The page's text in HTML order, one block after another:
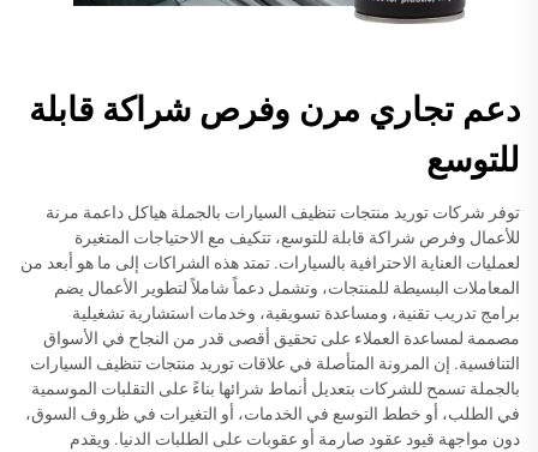
دعم تجاري مرن وفرص شراكة قابلة
للتوسع
توفر شركات توريد منتجات تنظيف السيارات بالجملة هياكل داعمة مرنة
للأعمال وفرص شراكة قابلة للتوسع، تتكيف مع الاحتياجات المتغيرة
لعمليات العناية الاحترافية بالسيارات. تمتد هذه الشراكات إلى ما هو أبعد من
المعاملات البسيطة للمنتجات، وتشمل دعماً شاملاً لتطوير الأعمال يضم
برامج تدريب تقنية، ومساعدة تسويقية، وخدمات استشارية تشغيلية
مصممة لمساعدة العملاء على تحقيق أقصى قدر من النجاح في الأسواق
التنافسية. إن المرونة المتأصلة في علاقات توريد منتجات تنظيف السيارات
بالجملة تسمح للشركات بتعديل أنماط شرائها بناءً على التقلبات الموسمية
في الطلب، أو خطط التوسع في الخدمات، أو التغيرات في ظروف السوق،
دون مواجهة قيود عقود صارمة أو عقوبات على الطلبات الدنيا. ويقدم